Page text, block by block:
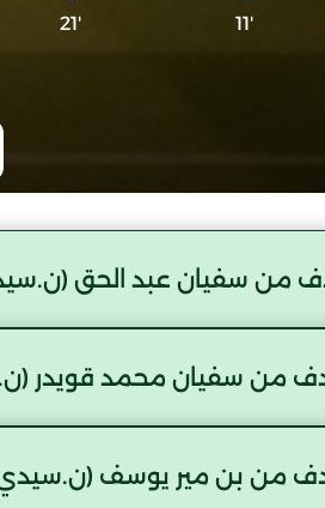
'11
'21
من سفيان عبد الحق
من سفيان محمد قويدر
من بن مير يوسف